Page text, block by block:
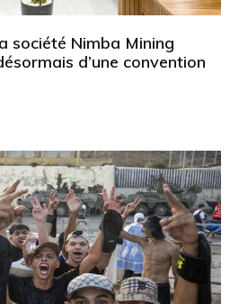
société Nimba Mining
d’une convention